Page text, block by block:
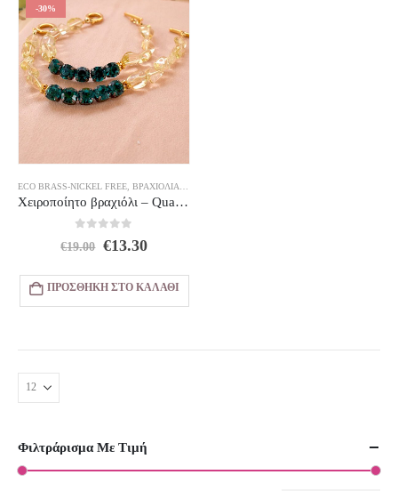
-30%
ECO BRASS-NICKEL FREE ΒΡΑΧΙΌΛΙΑ
Χειροποίητο βραχιόλι – Quartz nuggets Swarovki crystals
€19.00 Original
was:
€19.00.
€13.30Η
τιμή
είναι:
€13.30.
ΠΡΟΣΘΉΚΗ ΣΤΟ ΚΑΛΆΘΙ
Φιλτράρισμα Με Τιμή